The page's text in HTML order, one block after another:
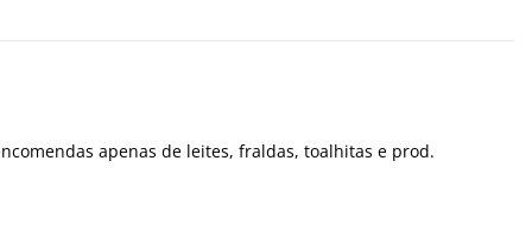
apenas de leites, fraldas, toalhitas e prod.